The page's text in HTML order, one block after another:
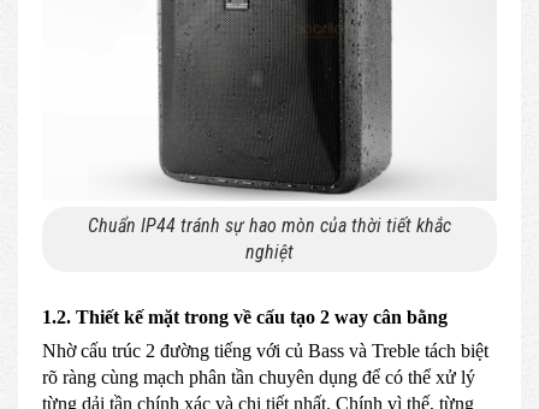
Chuẩn IP44 tránh sự hao mòn của thời tiết khắc
nghiệt
1.2. Thiết kế mặt trong về cấu tạo 2 way cân bằng
Nhờ cấu trúc 2 đường tiếng với củ Bass và Treble tách biệt
rõ ràng cùng mạch phân tần chuyên dụng để có thể xử lý
từng dải tần chính xác và chi tiết nhất. Chính vì thế, từng